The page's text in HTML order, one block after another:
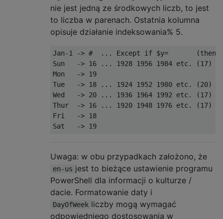
nie jest jedną ze środkowych liczb, to jest
to liczba w parenach. Ostatnia kolumna
opisuje działanie indeksowania% 5.
Jan-1 -> #  ... Except if $y=       (then
Sun   -> 16 ... 1928 1956 1984 etc.
Mon   -> 19
Tue   -> 18 ... 1924 1952 1980 etc.
Wed   -> 20 ... 1936 1964 1992 etc.
Thur  -> 16 ... 1920 1948 1976 etc.
Fri   -> 18
Uwaga: w obu przypadkach założono, że
en-us jest to bieżące ustawienie programu
PowerShell dla informacji o kulturze /
dacie. Formatowanie daty i
DayOfWeek liczby mogą wymagać
odpowiedniego dostosowania w